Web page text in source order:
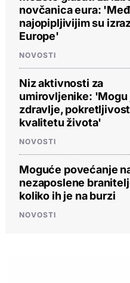
novčanica eura:
najopipljivijim su
Europe'
NOVOSTI
Niz aktivnosti za
umirovljenike: 'Mogu
zdravlje,
kvalitetu života'
NOVOSTI
Moguće povećanje
nezaposlene
koliko ih je na burzi
NOVOSTI